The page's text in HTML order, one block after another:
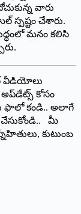
వారు
స్పష్టం చేశారు.
మనం కలిసి
వీడియోలు
కోసం
ఫాలో కండి.. అలాగే
చేసుకోండి.. మీ
కుటుంబ